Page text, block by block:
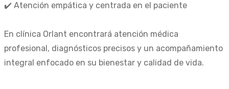
✔️ Atención empática y centrada en el paciente
En clínica Orlant encontrará atención médica
profesional, diagnósticos precisos y un acompañamiento
integral enfocado en su bienestar y calidad de vida.